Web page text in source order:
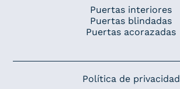
Puertas interiores
Puertas blindadas
Puertas acorazadas
Política de privacidad